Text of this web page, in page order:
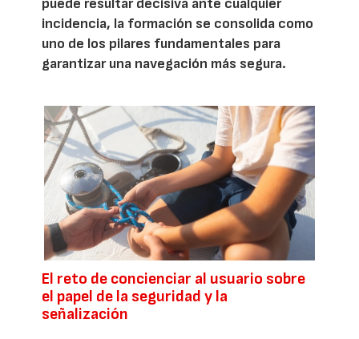
puede resultar decisiva ante cualquier
incidencia, la formación se consolida como
uno de los pilares fundamentales para
garantizar una navegación más segura.
El reto de concienciar al usuario sobre
el papel de la seguridad y la
señalización